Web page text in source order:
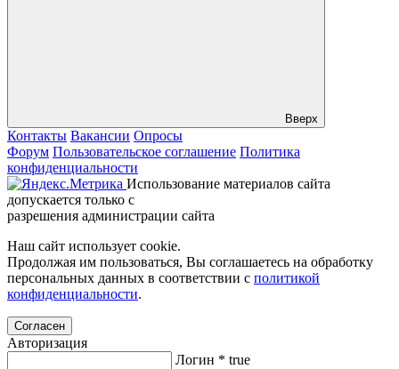
Вверх
Контакты Вакансии Опросы
Форум Пользовательское соглашение Политика
конфиденциальности
Использование материалов сайта
допускается только с
разрешения администрации сайта
Наш сайт использует cookie.
Продолжая им пользоваться, Вы соглашаетесь на обработку
персональных данных в соответствии с политикой
конфиденциальности.
Согласен
Авторизация
Логин * true